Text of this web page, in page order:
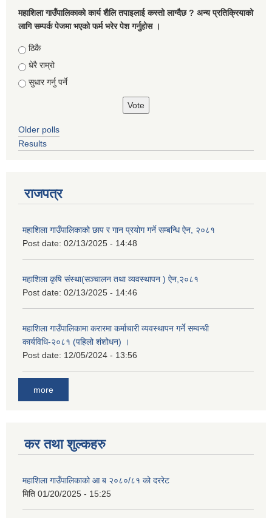
महाशिला गाउँपालिकाको कार्य शैलि तपाइलाई कस्तो लाग्दैछ ? अन्य प्रतिक्रियाको
लागि सम्पर्क पेजमा भएको फर्म भरेर पेश गर्नुहोस ।
Choices
ठिकै
धेरै राम्रो
सुधार गर्नु पर्ने
Older polls
Results
राजपत्र
महाशिला गाउँपालिकाको छाप र गान प्रयोग गर्ने सम्बन्धि ऐन, २०८१
Post date: 02/13/2025 - 14:48
महाशिला कृषि संस्था(सञ्चालन तथा व्यवस्थापन ) ऐन,२०८१
Post date: 02/13/2025 - 14:46
महाशिला गाउँपालिकामा करारमा कर्माचारी व्यवस्थापन गर्ने सम्वन्धी
कार्यविधि-२०८१ (पहिलो शंशोधन) ।
Post date: 12/05/2024 - 13:56
more
कर तथा शुल्कहरु
महाशिला गाउँपालिकाको आ ब २०८०/८१ को दररेट
मिति 01/20/2025 - 15:25